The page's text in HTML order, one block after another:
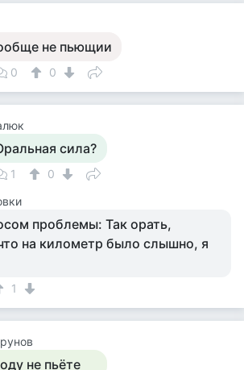
не пьющии
0 0
сила?
1
0
проблемы: Так орать,
на километр было слышно, я
1
не пьёте